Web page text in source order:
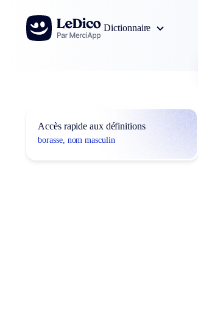
Aller au contenu
Dictionnaire
Accès rapide aux définitions
borasse, nom masculin